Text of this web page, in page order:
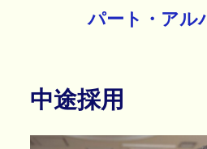
パート・アル
中途採用